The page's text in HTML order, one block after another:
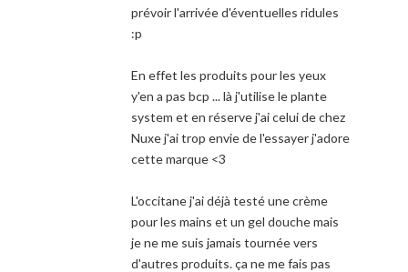
prévoir l'arrivée d'éventuelles ridules
:p
En effet les produits pour les yeux
y'en a pas bcp ... là j'utilise le plante
system et en réserve j'ai celui de chez
Nuxe j'ai trop envie de l'essayer j'adore
cette marque <3
L'occitane j'ai déjà testé une crème
pour les mains et un gel douche mais
je ne me suis jamais tournée vers
d'autres produits. ça ne me fais pas